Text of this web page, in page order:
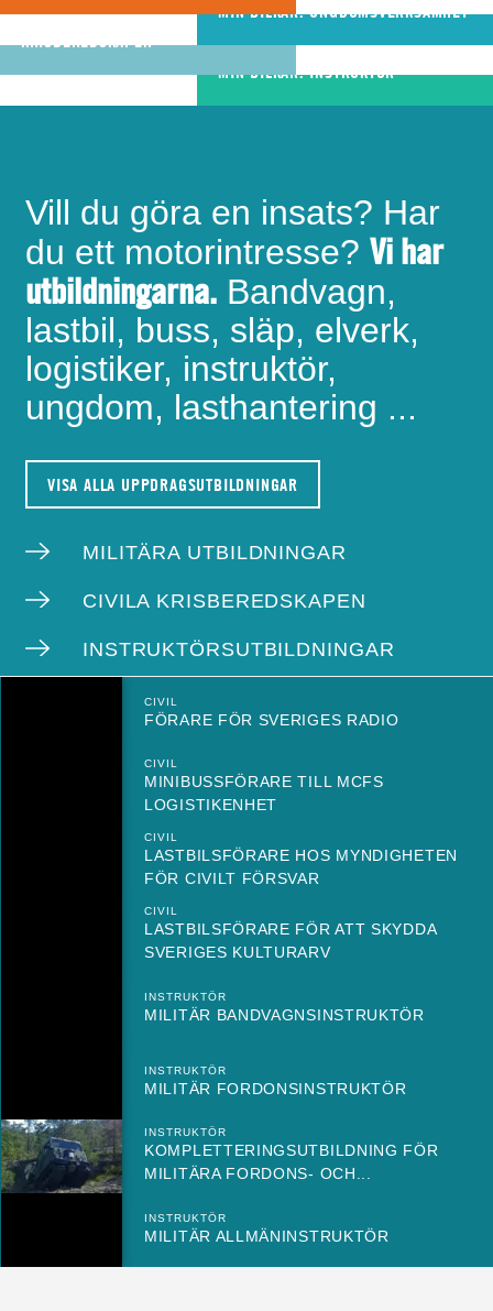
MIN BILKÅR: UNGDOMSVERKSAMHET
MIN BILKÅR: CIVILA
KRISBEREDSKAPEN
riktigt bra
bandvagnsförare
MIN BILKÅR: INSTRUKTÖR
Vill du göra en insats? Har
du ett motorintresse? Vi har
utbildningarna. Bandvagn,
lastbil, buss, släp, elverk,
logistiker, instruktör,
ungdom, lasthantering ...
VISA ALLA UPPDRAGSUTBILDNINGAR
MILITÄRA UTBILDNINGAR
CIVILA KRISBEREDSKAPEN
INSTRUKTÖRSUTBILDNINGAR
CIVIL
FÖRARE FÖR SVERIGES RADIO
CIVIL
MINIBUSSFÖRARE TILL MCFS
LOGISTIKENHET
CIVIL
LASTBILSFÖRARE HOS MYNDIGHETEN
FÖR CIVILT FÖRSVAR
CIVIL
LASTBILSFÖRARE FÖR ATT SKYDDA
SVERIGES KULTURARV
INSTRUKTÖR
MILITÄR BANDVAGNSINSTRUKTÖR
INSTRUKTÖR
MILITÄR FORDONSINSTRUKTÖR
INSTRUKTÖR
KOMPLETTERINGSUTBILDNING FÖR
MILITÄRA FORDONS- OCH...
INSTRUKTÖR
MILITÄR ALLMÄNINSTRUKTÖR